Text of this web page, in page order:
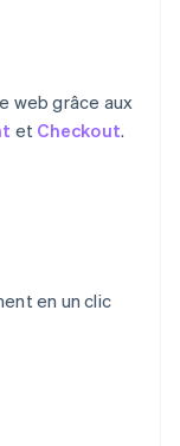
web grâce aux
et Checkout.
en un clic